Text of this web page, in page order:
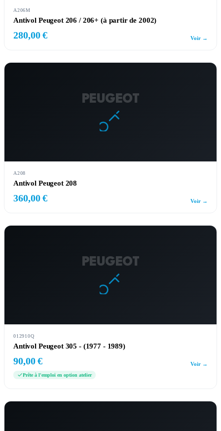
A206M
Antivol Peugeot 206 / 206+ (à partir de 2002)
280,00 € Voir →
PEUGEOT
A208
Antivol Peugeot 208
360,00 € Voir →
PEUGEOT
012910Q
Antivol Peugeot 305 - (1977 - 1989)
90,00 € Voir →
Prête à l'emploi en option atelier